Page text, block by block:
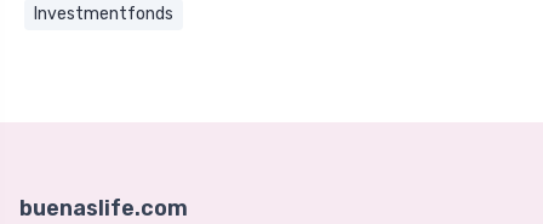
Investmentfonds
buenaslife.com